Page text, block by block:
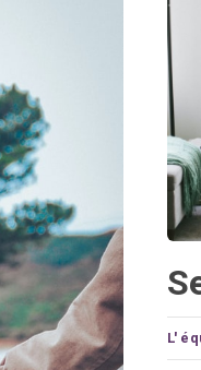
L'